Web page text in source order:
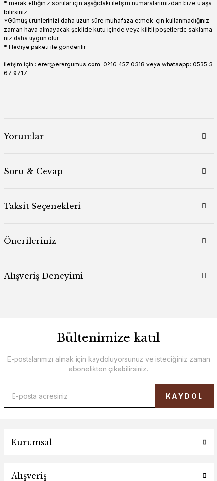
* merak ettiğiniz sorular için aşağıdaki iletşim numaralarımızdan bize ulaşa
bilirsiniz
*Gümüş ürünlerinizi daha uzun süre muhafaza etmek için kullanmadığınız
zaman hava almayacak şeklide kutu içinde veya kilitli poşetlerde saklama
nız daha uygun olur
* Hediye paketi ile gönderilir
iletşim için : erer@erergumus.com 0216 457 0318 veya whatsapp: 0535 3
67 9717
Yorumlar
Soru & Cevap
Taksit Seçenekleri
Önerileriniz
Alışveriş Deneyimi
Bültenimize katıl
E-postalarımızı almak için kaydoluyorsunuz ve istediğiniz zaman
abonelikten çıkabilirsiniz.
KAYDOL
Kurumsal
Alışveriş